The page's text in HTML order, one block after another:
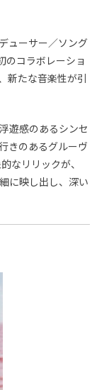
ューサー／ソング
のコラボレーショ
新たな音楽性が引
遊感のあるシンセ
きのあるグルーヴ
なリリックが、
に映し出し、深い